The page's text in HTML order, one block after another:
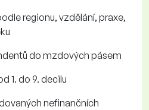
regionu, vzdělání, praxe,
do mzdových pásem
1. do 9. decilu
nefinančních